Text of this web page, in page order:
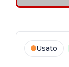
Usato